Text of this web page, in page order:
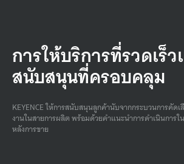
การให้บริการที่รวดเร็
สนับสนุนที่ครอบคลุม
KEYENCE ให้การสนับสนุนลูกค้านับจากกระบวนการคัด
งานในสายการผลิต พร้อมด้วยคําแนะนําการดําเนินการ
หลังการขาย